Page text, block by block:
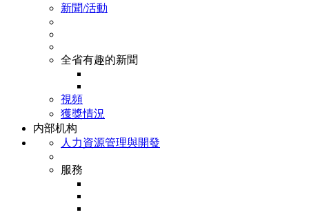
新聞/活動
全省有趣的新聞
視頻
獲獎情況
内部机构
人力資源管理與開發
服務